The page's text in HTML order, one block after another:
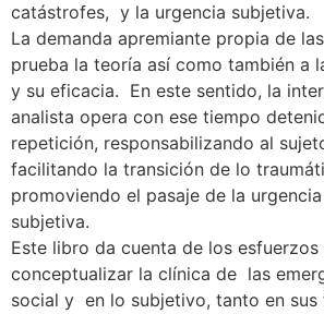
catástrofes, y la urgencia subjetiva.
La demanda apremiante propia de
prueba la teoría así como también a
y su eficacia. En este sentido, la
analista opera con ese tiempo
repetición, responsabilizando al
facilitando la transición de lo
promoviendo el pasaje de la
subjetiva.
Este libro da cuenta de los
conceptualizar la clínica de las
social y en lo subjetivo, tanto en sus